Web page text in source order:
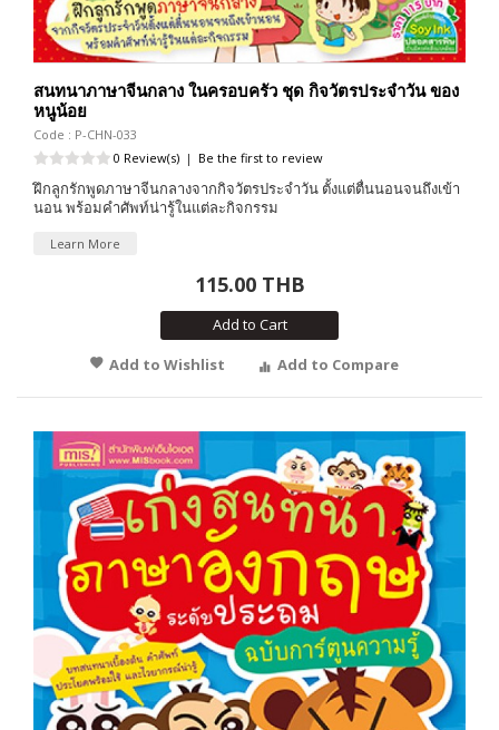
สนทนาภาษาจีนกลาง ในครอบครัว ชุด กิจวัตรประจำวัน ของ
หนูน้อย
Code : P-CHN-033
0 Review(s) | Be the first to review
ฝึกลูกรักพูดภาษาจีนกลางจากกิจวัตรประจำวัน ตั้งแต่ตื่นนอนจนถึงเข้า
นอน พร้อมคำศัพท์น่ารู้ในแต่ละกิจกรรม
Learn More
115.00 THB
Add to Cart
Add to Wishlist
Add to Compare